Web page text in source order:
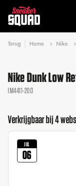
Terug Home Nike
Nike Dunk Low
IM4411-200
Verkrijgbaar bij 4
JUL
06